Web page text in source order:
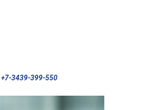
+7-3439-399-550